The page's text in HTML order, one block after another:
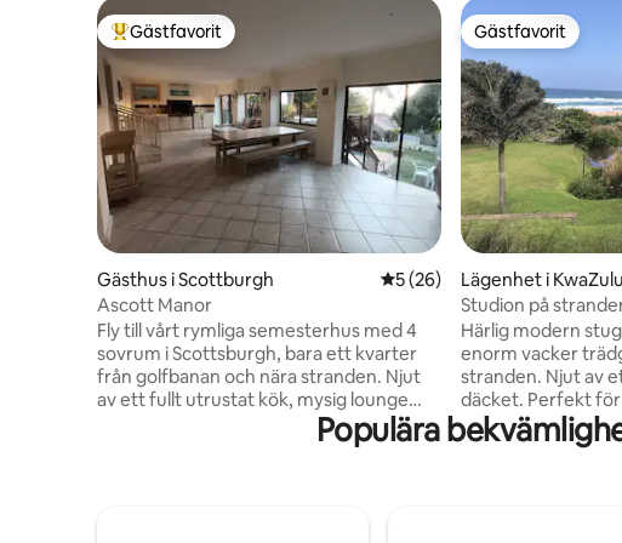
Populär gästfavorit
Gästfavorit
Gästhus i Scottburgh 5 av 5 i genomsnittligt
5 (26)
Ascott Manor
Fly till vårt rymliga semesterhus med 4
sovrum i Scottsburgh, bara ett kvarter
från golfbanan och nära stranden. Njut
av ett fullt utrustat kök, mysig lounge
och ett välkomnande barområde. Koppla
av vid den glittrande poolen eller varva
Gästfavorit
Gästfavorit
Lägenhet i
Studion på
Härlig modern
enorm vacker
stranden. Njut av
däcket. Perfekt
semester. Även
havsutsikt från
Populära